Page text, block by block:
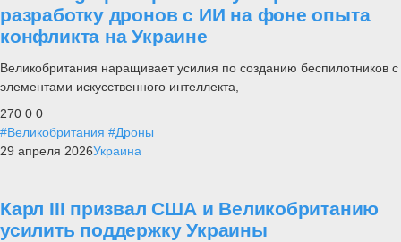
разработку дронов с ИИ на фоне опыта
конфликта на Украине
Великобритания наращивает усилия по созданию беспилотников с
элементами искусственного интеллекта,
270 0 0
#Великобритания #Дроны
29 апреля 2026Украина
Карл III призвал США и Великобританию
усилить поддержку Украины